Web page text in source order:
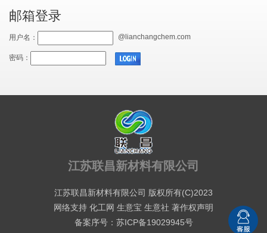
邮箱登录
用户名： @lianchangchem.com
密码：
江苏联昌新材料有限公司
江苏联昌新材料有限公司 版权所有(C)2023
网络支持 化工网 生意宝 生意社 著作权声明
备案序号：苏ICP备19029945号